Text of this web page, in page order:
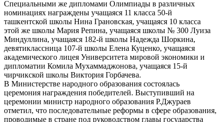
Специальными же дипломами Олимпиады в различных
номинациях награждены учащаяся 11 класса 50-й
ташкентской школы Нина Грановская, учащаяся 10 класса
этой же школы Мария Репина, учащаяся школы № 300 Луиза
Миндуллина, учащаяся 182-й школы Надежда Шоркина,
девятиклассница 107-й школы Елена Куценко, учащаяся
академического лицея Университета мировой экономики и
дипломатии Комила Мухаммаджонова, учащаяся 15-й
чирчикской школы Виктория Горбачева.
В Министерстве народного образования состоялась
церемония награждения победителей. Выступивший на
церемонии министр народного образования Р.Джураев
отметил, что последовательные реформы в сфере образования,
проводимые в стране под руководством главы государства